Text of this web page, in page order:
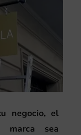
negocio, el
marca sea